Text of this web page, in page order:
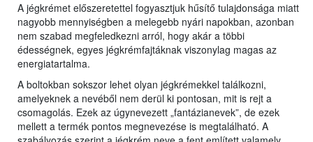
A jégkrémet előszeretettel fogyasztjuk hűsítő tulajdonsága miatt
nagyobb mennyiségben a melegebb nyári napokban, azonban
nem szabad megfeledkezni arról, hogy akár a többi
édességnek, egyes jégkrémfajtáknak viszonylag magas az
energiatartalma.
A boltokban sokszor lehet olyan jégkrémekkel találkozni,
amelyeknek a nevéből nem derül ki pontosan, mit is rejt a
csomagolás. Ezek az úgynevezett „fantázianevek”, de ezek
mellett a termék pontos megnevezése is megtalálható. A